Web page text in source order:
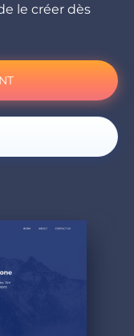
le créer dès